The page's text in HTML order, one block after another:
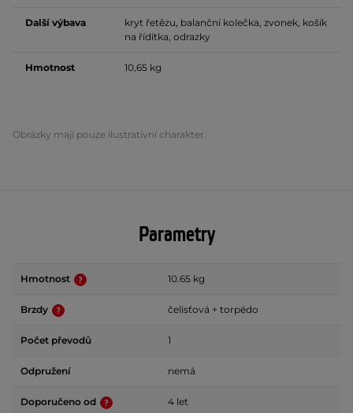
Další výbava
kryt řetězu, balanční kolečka, zvonek, košík
na řídítka, odrazky
Hmotnost 10,65 kg
Obrázky mají pouze ilustrativní charakter.
Parametry
Hmotnost 10.65 kg
Brzdy čelisťová + torpédo
Počet převodů 1
Odpružení nemá
Doporučeno od 4 let